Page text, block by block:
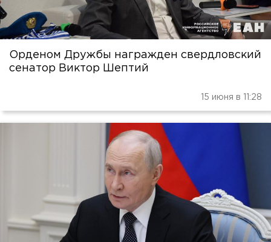
Орденом Дружбы награжден свердловский
сенатор Виктор Шептий
15 июня в 11:28